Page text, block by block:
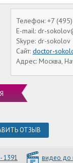
Телефон: +7
E-mail: dr-
Skype: dr-sokolov
Сайт: doctor-
Адрес: Москва,
ОТЗЫВ
1391 видео до